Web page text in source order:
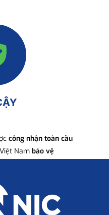
công nhận toàn cầu
Nam bảo vệ